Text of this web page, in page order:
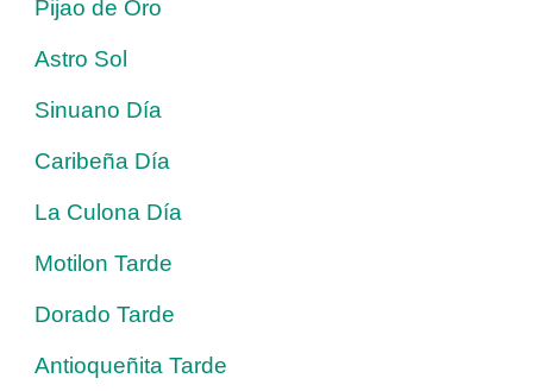
Pijao de Oro
Astro Sol
Sinuano Día
Caribeña Día
La Culona Día
Motilon Tarde
Dorado Tarde
Antioqueñita Tarde